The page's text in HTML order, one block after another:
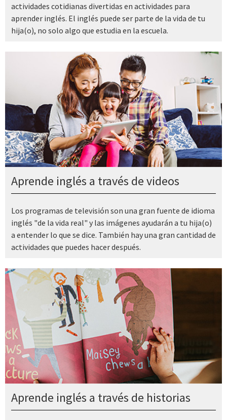
actividades cotidianas divertidas en actividades para
aprender inglés. El inglés puede ser parte de la vida de tu
hija(o), no solo algo que estudia en la escuela.
Aprende inglés a través de videos
Los programas de televisión son una gran fuente de idioma
inglés "de la vida real" y las imágenes ayudarán a tu hija(o)
a entender lo que se dice. También hay una gran cantidad de
actividades que puedes hacer después.
Aprende inglés a través de historias